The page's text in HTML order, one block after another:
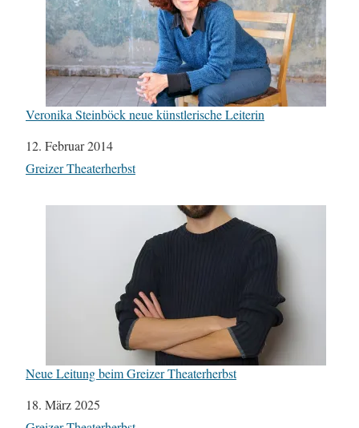
Veronika Steinböck neue künstlerische Leiterin
Datum
12. Februar 2014
In Bezug auf
Greizer Theaterherbst
Neue Leitung beim Greizer Theaterherbst
Datum
18. März 2025